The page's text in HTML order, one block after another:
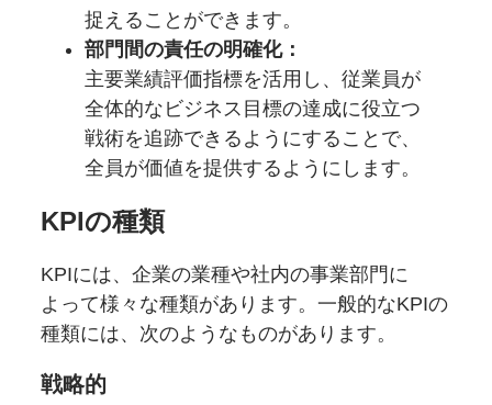
捉えることができます。
部門間の責任の明確化：
主要業績評価指標を活用し、従業員が
全体的な ビジネス目標の達成に役立つ
戦術を追跡できるようにすることで、
全員が価値を提供するようにします。
KPIの種類
KPIには、企業の業種や社内の事業部門に
よって様々な種類があります。一般的なKPIの
種類には、 次のようなものがあります。
戦略的